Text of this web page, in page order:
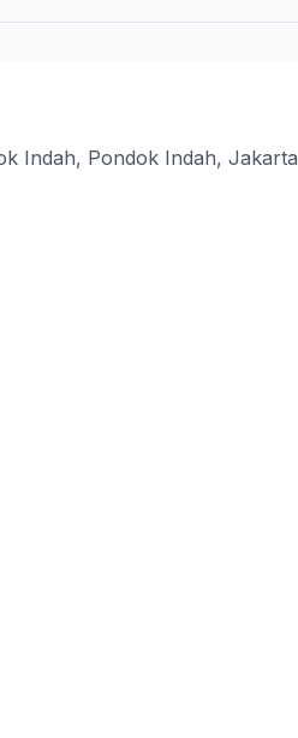
Indah, Pondok Indah, Jakarta